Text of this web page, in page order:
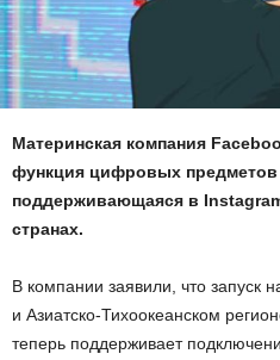
Материнская компания
функция цифровых предметов
поддерживающаяся в
странах.
В компании заявили, что запуск
и Азиатско-Тихоокеанском
теперь поддерживает